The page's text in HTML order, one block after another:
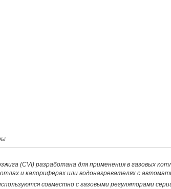
(CVI) разработана для применения в газовых
и калориферах или водонагревателях с
совместно с газовыми регуляторами